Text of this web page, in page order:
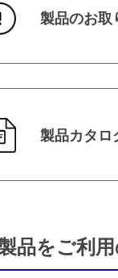
製品のお取
製品カタロ
品をご利